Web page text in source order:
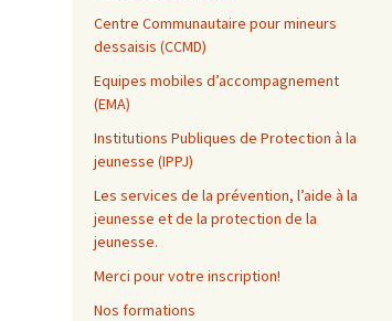
Centre Communautaire pour mineurs
dessaisis (CCMD)
Equipes mobiles d’accompagnement
(EMA)
Institutions Publiques de Protection à la
jeunesse (IPPJ)
Les services de la prévention, l’aide à la
jeunesse et de la protection de la
jeunesse.
Merci pour votre inscription!
Nos formations